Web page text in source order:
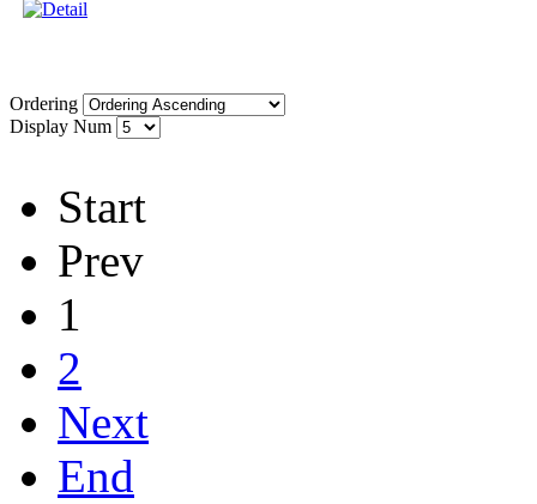
Ordering
Display Num
Start
Prev
1
2
Next
End